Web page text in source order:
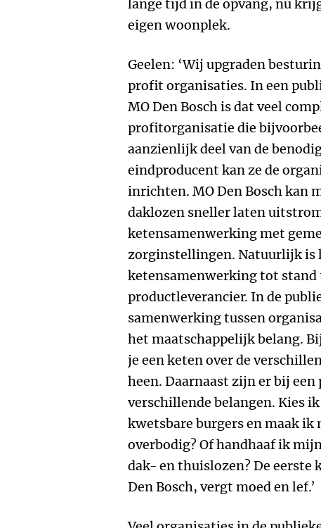
lange tijd in de opvang, nu
eigen woonplek.
Geelen: ‘Wij upgraden
profit organisaties. In een
MO Den Bosch is dat veel
profitorganisatie die
aanzienlijk deel van de
eindproducent kan ze de
inrichten. MO Den Bosch kan
daklozen sneller laten
ketensamenwerking met
zorginstellingen. Natuurlijk is
ketensamenwerking tot stand
productleverancier. In de
samenwerking tussen
het maatschappelijk belang.
je een keten over de
heen. Daarnaast zijn er bij
verschillende belangen. Kies
kwetsbare burgers en maak
overbodig? Of handhaaf ik
dak- en thuislozen? De eerste
Den Bosch, vergt moed en lef.’